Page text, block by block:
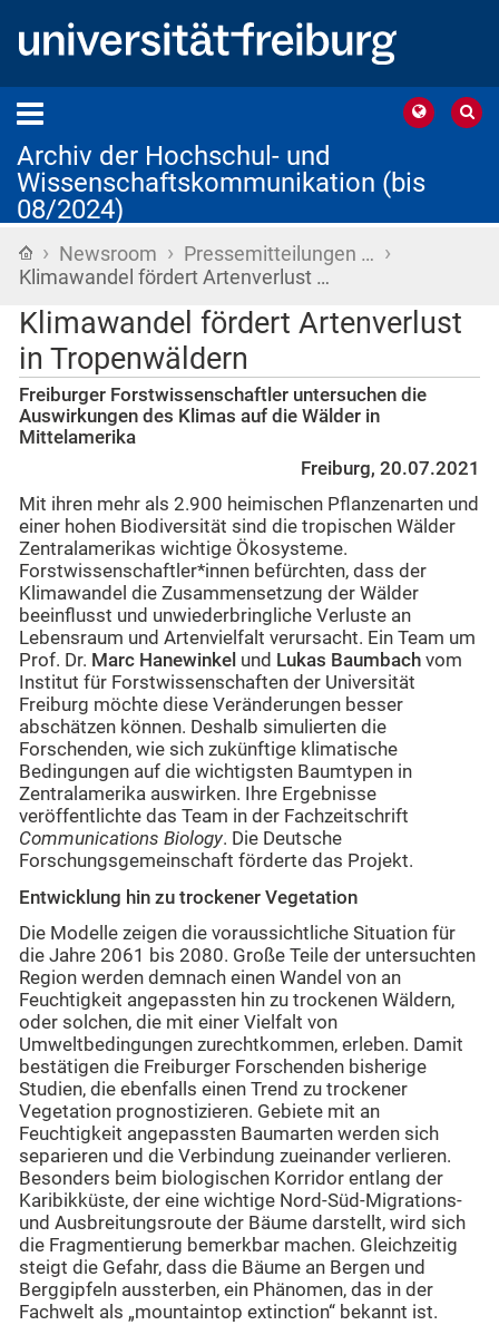
Archiv der Hochschul- und
Wissenschaftskommunikation (bis
08/2024)
Startseite
› Newsroom › Pressemitteilungen … ›
Klimawandel fördert Artenverlust …
Klimawandel fördert Artenverlust
in Tropenwäldern
Freiburger Forstwissenschaftler untersuchen die
Auswirkungen des Klimas auf die Wälder in
Mittelamerika
Freiburg, 20.07.2021
Mit ihren mehr als 2.900 heimischen Pflanzenarten und
einer hohen Biodiversität sind die tropischen Wälder
Zentralamerikas wichtige Ökosysteme.
Forstwissenschaftler*innen befürchten, dass der
Klimawandel die Zusammensetzung der Wälder
beeinflusst und unwiederbringliche Verluste an
Lebensraum und Artenvielfalt verursacht. Ein Team um
Prof. Dr. Marc Hanewinkel und Lukas Baumbach vom
Institut für Forstwissenschaften der Universität
Freiburg möchte diese Veränderungen besser
abschätzen können. Deshalb simulierten die
Forschenden, wie sich zukünftige klimatische
Bedingungen auf die wichtigsten Baumtypen in
Zentralamerika auswirken. Ihre Ergebnisse
veröffentlichte das Team in der Fachzeitschrift
Communications Biology. Die Deutsche
Forschungsgemeinschaft förderte das Projekt.
Entwicklung hin zu trockener Vegetation
Die Modelle zeigen die voraussichtliche Situation für
die Jahre 2061 bis 2080. Große Teile der untersuchten
Region werden demnach einen Wandel von an
Feuchtigkeit angepassten hin zu trockenen Wäldern,
oder solchen, die mit einer Vielfalt von
Umweltbedingungen zurechtkommen, erleben. Damit
bestätigen die Freiburger Forschenden bisherige
Studien, die ebenfalls einen Trend zu trockener
Vegetation prognostizieren. Gebiete mit an
Feuchtigkeit angepassten Baumarten werden sich
separieren und die Verbindung zueinander verlieren.
Besonders beim biologischen Korridor entlang der
Karibikküste, der eine wichtige Nord-Süd-Migrations-
und Ausbreitungsroute der Bäume darstellt, wird sich
die Fragmentierung bemerkbar machen. Gleichzeitig
steigt die Gefahr, dass die Bäume an Bergen und
Berggipfeln aussterben, ein Phänomen, das in der
Fachwelt als „mountaintop extinction“ bekannt ist.